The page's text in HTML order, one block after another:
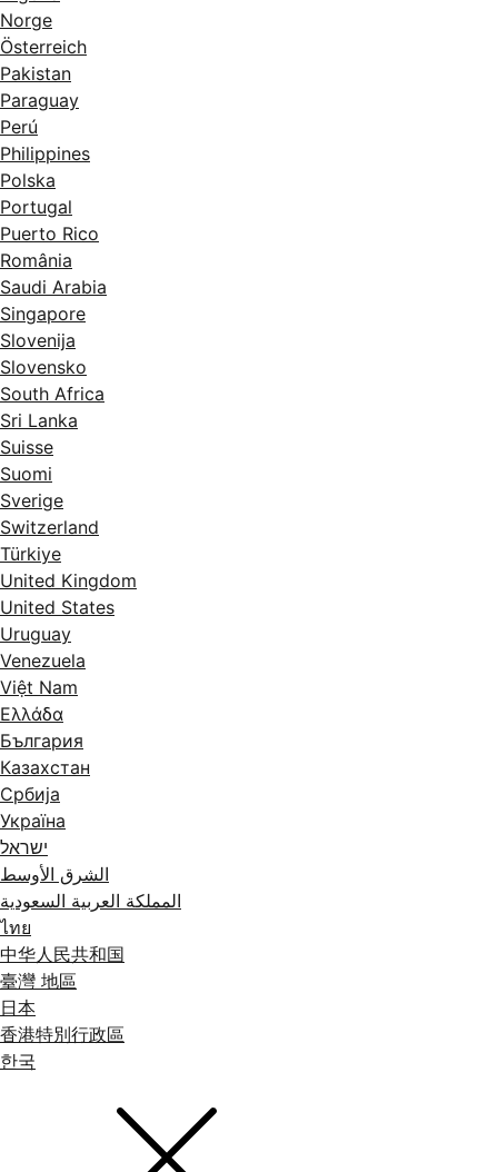
Norge
Österreich
Pakistan
Paraguay
Perú
Philippines
Polska
Portugal
Puerto Rico
România
Saudi Arabia
Singapore
Slovenija
Slovensko
South Africa
Sri Lanka
Suisse
Suomi
Sverige
Switzerland
Türkiye
United Kingdom
United States
Uruguay
Venezuela
Việt Nam
Ελλάδα
България
Казахстан
Србија
Україна
ישראל
الشرق الأوسط
المملكة العربية السعودية
ไทย
中华人民共和国
臺灣 地區
日本
香港特別行政區
한국